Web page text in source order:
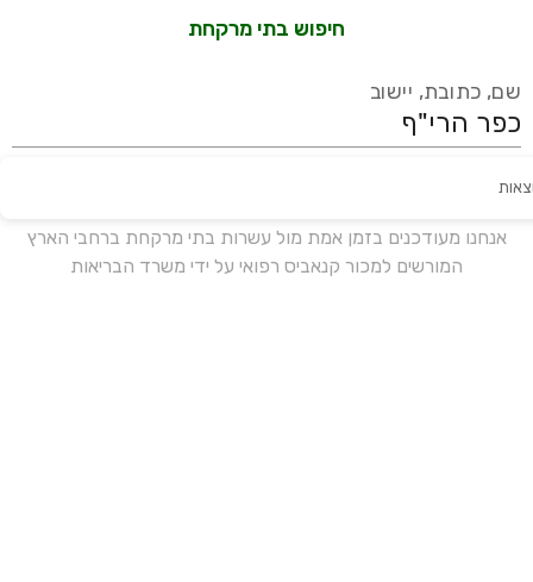
חיפוש בתי מרקחת
שם, כתובת, יישוב
אנחנו מעודכנים בזמן אמת מול עשרות בתי מרקחת ברחבי הארץ
המורשים למכור קנאביס רפואי על ידי משרד הבריאות